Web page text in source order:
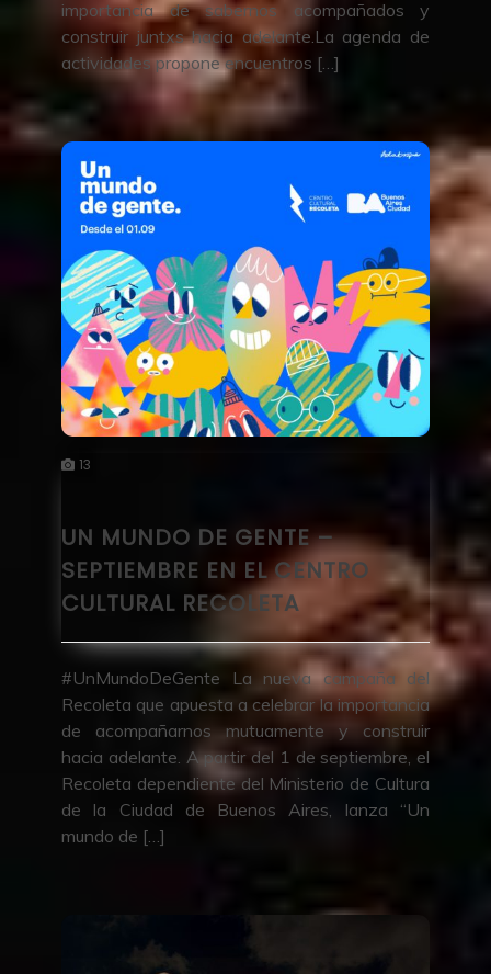
importancia de sabernos acompañados y
construir juntxs hacia adelante.La agenda de
actividades propone encuentros […]
13
UN MUNDO DE GENTE –
SEPTIEMBRE EN EL CENTRO
CULTURAL RECOLETA
#UnMundoDeGente La nueva campaña del
Recoleta que apuesta a celebrar la importancia
de acompañarnos mutuamente y construir
hacia adelante. A partir del 1 de septiembre, el
Recoleta dependiente del Ministerio de Cultura
de la Ciudad de Buenos Aires, lanza “Un
mundo de […]